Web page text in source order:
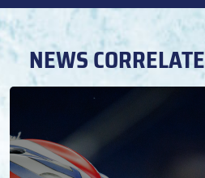
NEWS CORRELATE